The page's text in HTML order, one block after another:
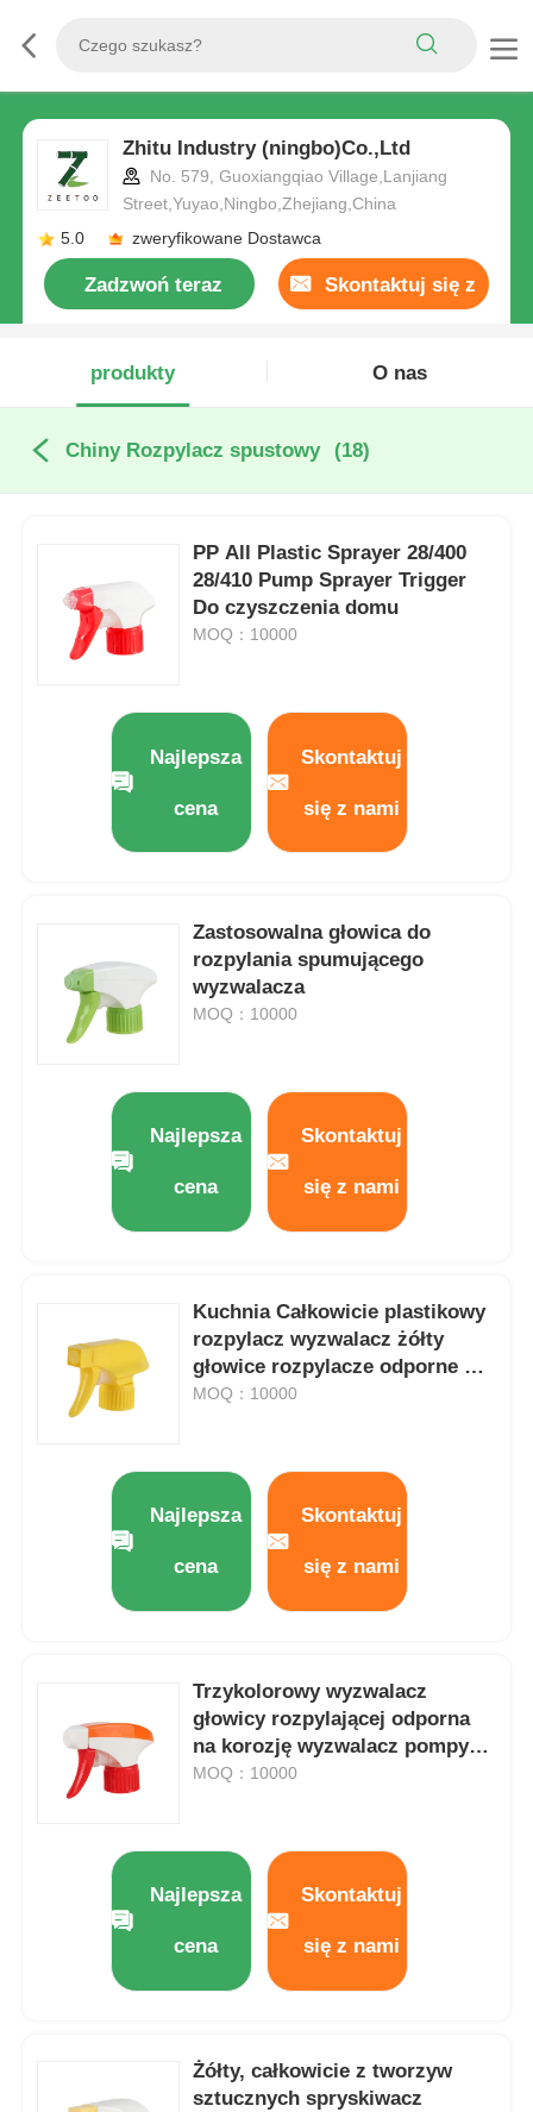
Zhitu Industry (ningbo)Co.,Ltd
No. 579, Guoxiangqiao Village,Lanjiang
Street,Yuyao,Ningbo,Zhejiang,China
5.0
zweryfikowane Dostawca
Zadzwoń teraz Skontaktuj się z
produkty
O nas
Chiny Rozpylacz spustowy (18)
PP All Plastic Sprayer 28/400
28/410 Pump Sprayer Trigger
Do czyszczenia domu
MOQ：10000
Najlepsza
cena
Skontaktuj
się z nami
Zastosowalna głowica do
rozpylania spumującego
wyzwalacza
MOQ：10000
Najlepsza
cena
Skontaktuj
się z nami
Kuchnia Całkowicie plastikowy
rozpylacz wyzwalacz żółty
głowice rozpylacze odporne na
kwasy
MOQ：10000
Najlepsza
cena
Skontaktuj
się z nami
Trzykolorowy wyzwalacz
głowicy rozpylającej odporna
na korozję wyzwalacz pompy
rozpylającej z przełącznikiem
MOQ：10000
Najlepsza
cena
Skontaktuj
się z nami
Żółty, całkowicie z tworzyw
sztucznych spryskiwacz